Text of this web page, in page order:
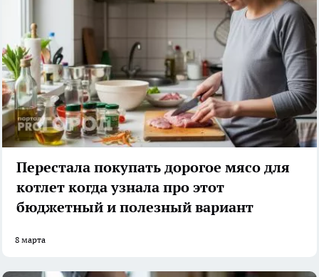
Перестала покупать дорогое мясо для
котлет когда узнала про этот
бюджетный и полезный вариант
8 марта